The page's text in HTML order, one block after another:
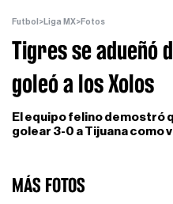
Futbol >Liga MX>Fotos
Tigres se adueñó
goleó a los Xolos
El equipo felino demostró
golear 3-0 a Tijuana como
MÁS FOTOS